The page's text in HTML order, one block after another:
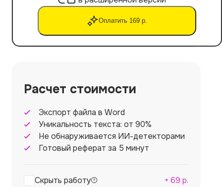
Оплатить 169 р.
Расчет стоимости
Экспорт файла в Word
Уникальность текста: от 90%
Не обнаруживается ИИ-детекторами
Готовый реферат за 5 минут
Скрыть работу + 69 р.